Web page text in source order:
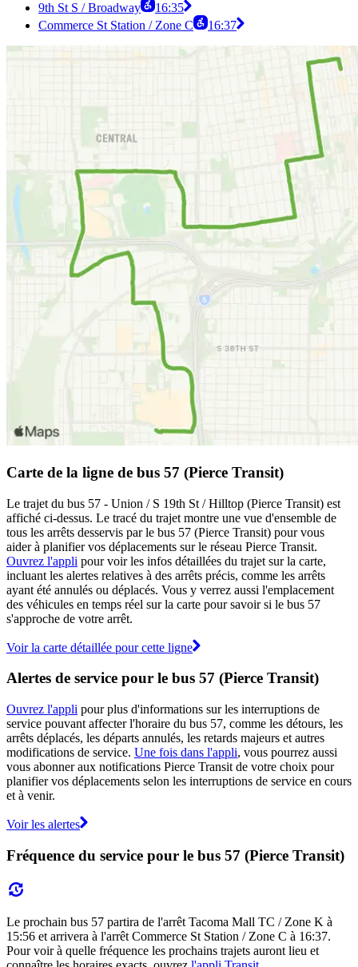
9th St S / Broadway
16:35
Commerce St Station / Zone C
16:37
Carte de la ligne de bus 57 (Pierce Transit)
Le trajet du bus 57 - Union / S 19th St / Hilltop (Pierce Transit) est
affiché ci-dessus. Le tracé du trajet montre une vue d'ensemble de
tous les arrêts desservis par le bus 57 (Pierce Transit) pour vous
aider à planifier vos déplacements sur le réseau Pierce Transit.
Ouvrez l'appli pour voir les infos détaillées du trajet sur la carte,
incluant les alertes relatives à des arrêts précis, comme les arrêts
ayant été annulés ou déplacés. Vous y verrez aussi l'emplacement
des véhicules en temps réel sur la carte pour savoir si le bus 57
s'approche de votre arrêt.
Voir la carte détaillée pour cette ligne
Alertes de service pour le bus 57 (Pierce Transit)
Ouvrez l'appli pour plus d'informations sur les interruptions de
service pouvant affecter l'horaire du bus 57, comme les détours, les
arrêts déplacés, les départs annulés, les retards majeurs et autres
modifications de service. Une fois dans l'appli, vous pourrez aussi
vous abonner aux notifications Pierce Transit de votre choix pour
planifier vos déplacements selon les interruptions de service en cours
et à venir.
Voir les alertes
Fréquence du service pour le bus 57 (Pierce Transit)
Le prochain bus 57 partira de l'arrêt Tacoma Mall TC / Zone K à
15:56 et arrivera à l'arrêt Commerce St Station / Zone C à 16:37.
Pour voir à quelle fréquence les prochains trajets auront lieu et